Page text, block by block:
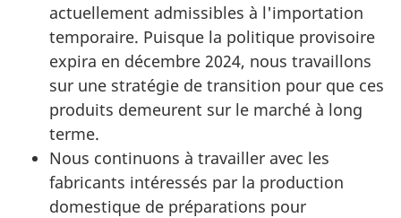
actuellement admissibles à l'importation
temporaire. Puisque la politique provisoire
expira en décembre 2024, nous travaillons
sur une stratégie de transition pour que ces
produits demeurent sur le marché à long
terme.
Nous continuons à travailler avec les
fabricants intéressés par la production
domestique de préparations pour